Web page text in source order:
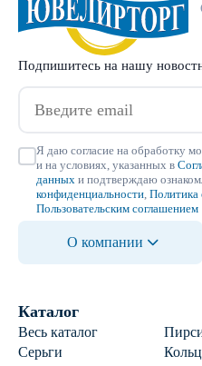
Подпишитесь на нашу
Я даю согласие на обработку
и на условиях, указанных в
данных и подтверждаю
конфиденциальности Политика
Пользовательским соглашением
О компании
Каталог
Весь каталог
Серьги